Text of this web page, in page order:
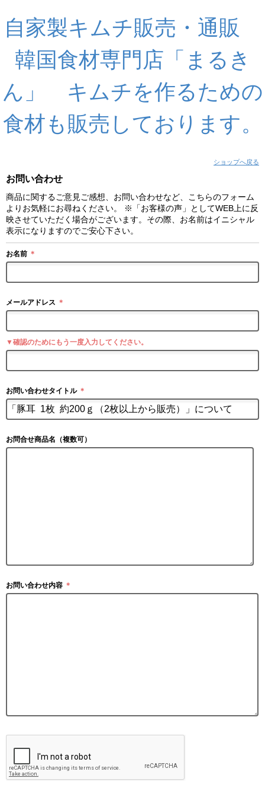
自家製キムチ販売・通販
韓国食材専門店「まるき
ん」 キムチを作るための
食材も販売しております。
ショップへ戻る
お問い合わせ
商品に関するご意見ご感想、お問い合わせなど、こちらのフォーム
よりお気軽にお尋ねください。 ※「お客様の声」としてWEB上に反
映させていただく場合がございます。その際、お名前はイニシャル
表示になりますのでご安心下さい。
お名前 ＊
メールアドレス ＊
▼確認のためにもう一度入力してください。
お問い合わせタイトル ＊
お問合せ商品名（複数可）
お問い合わせ内容 ＊